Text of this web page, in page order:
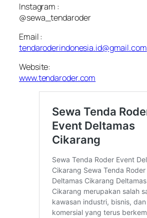
Instagram :
@sewa_tendaroder
Email :
tendaroderindonesia.id@gmail.com
Website:
www.tendaroder.com